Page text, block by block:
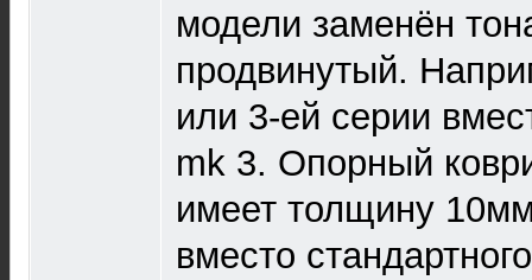
модели заменён
продвинутый.
или 3-ей серии
mk 3. Опорный
имеет толщину
вместо